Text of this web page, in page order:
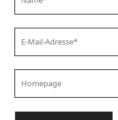
Name
Email
Website